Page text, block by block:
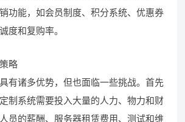
功能，如会员制度、积分系统、优惠券
度和复购率。
略
有诸多优势，但也面临一些挑战。首先
制系统需要投入大量的人力、物力和财
员的薪酬、服务器租赁费用、测试和维